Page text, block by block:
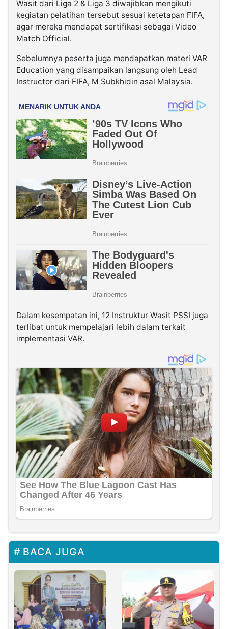
Wasit dari Liga 2 & Liga 3 diwajibkan mengikuti
kegiatan pelatihan tersebut sesuai ketetapan FIFA,
agar mereka mendapat sertifikasi sebagai Video
Match Official.
Sebelumnya peserta juga mendapatkan materi VAR
Education yang disampaikan langsung oleh Lead
Instructor dari FIFA, M Subkhidin asal Malaysia.
Dalam kesempatan ini, 12 Instruktur Wasit PSSI juga
terlibat untuk mempelajari lebih dalam terkait
implementasi VAR.
BACA JUGA